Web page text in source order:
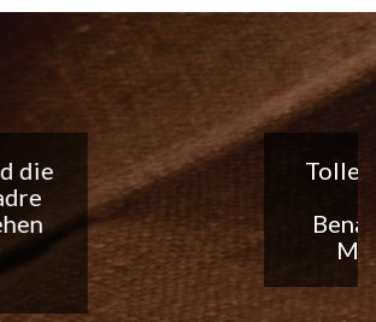
App, ich liebe die
täglichen
Benachrichtigungen...
Macht weiter so!